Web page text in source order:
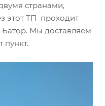
странами,
этот ТП проходит
Мы доставляем
пункт.